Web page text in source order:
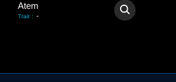
Atem
Trait : -